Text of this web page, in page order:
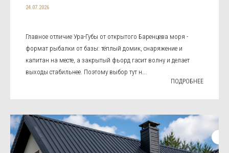
24.07.2026
Главное отличие Ура-Губы от открытого Баренцева моря -
формат рыбалки от базы: тёплый домик, снаряжение и
капитан на месте, а закрытый фьорд гасит волну и делает
выходы стабильнее. Поэтому выбор тут н...
ПОДРОБНЕЕ